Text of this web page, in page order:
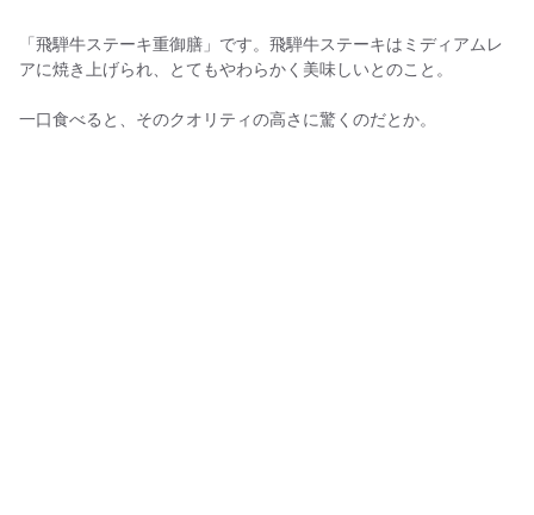
「飛騨牛ステーキ重御膳」です。飛騨牛ステーキはミディアムレ
アに焼き上げられ、とてもやわらかく美味しいとのこと。
一口食べると、そのクオリティの高さに驚くのだとか。